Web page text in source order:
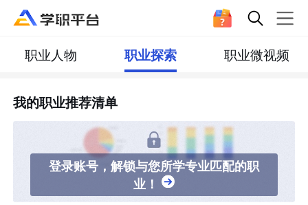
职业人物 职业探索 职业微视频
我的职业推荐清单
登录账号，解锁与您所学专业匹配的职
业！